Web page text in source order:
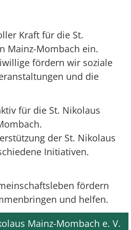
Kraft für die St.
Mainz-Mombach ein.
fördern wir soziale
und die
für die St. Nikolaus
der St. Nikolaus
Initiativen.
fördern
und helfen.
Mainz-Mombach e. V.